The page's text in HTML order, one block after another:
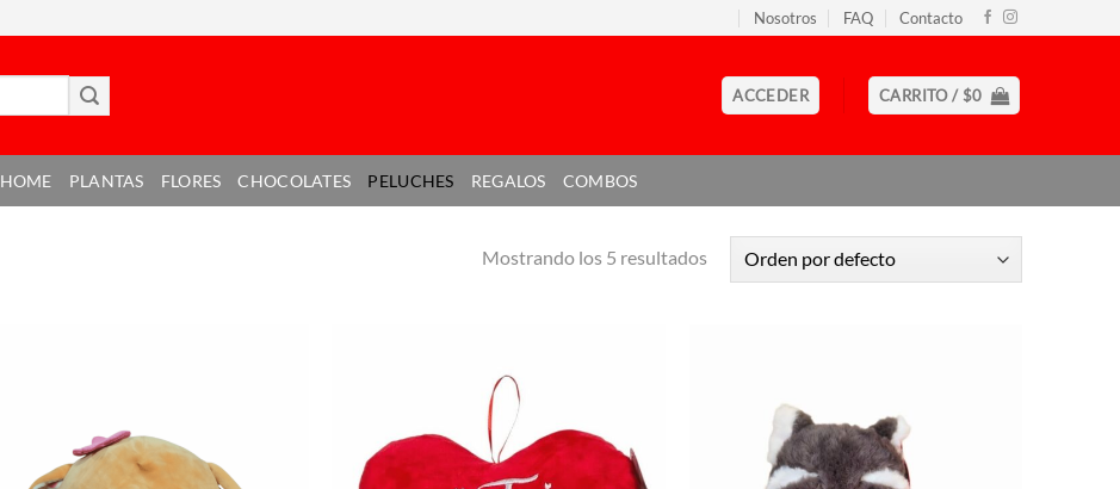
Nosotros FAQ Contacto
ACCEDER CARRITO / $0
HOME PLANTAS FLORES CHOCOLATES PELUCHES REGALOS COMBOS
Mostrando los 5 resultados